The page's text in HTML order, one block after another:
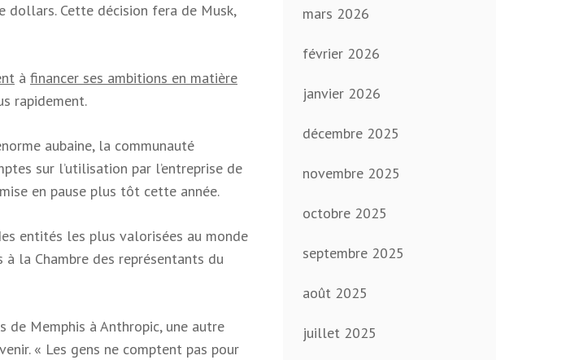
dollars. Cette décision fera de Musk,
à financer ses ambitions en matière
rapidement.
aubaine, la communauté
sur l’utilisation par l’entreprise de
en pause plus tôt cette année.
entités les plus valorisées au monde
la Chambre des représentants du
de Memphis à Anthropic, une autre
« Les gens ne comptent pas pour
mars 2026
février 2026
janvier 2026
décembre 2025
novembre 2025
octobre 2025
septembre 2025
août 2025
juillet 2025